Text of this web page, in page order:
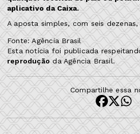
aplicativo da Caixa.
A aposta simples, com seis
Fonte: Agência Brasil
Esta notícia foi publicada
reproduçãoda Agência Brasil.
Compartilhe essa